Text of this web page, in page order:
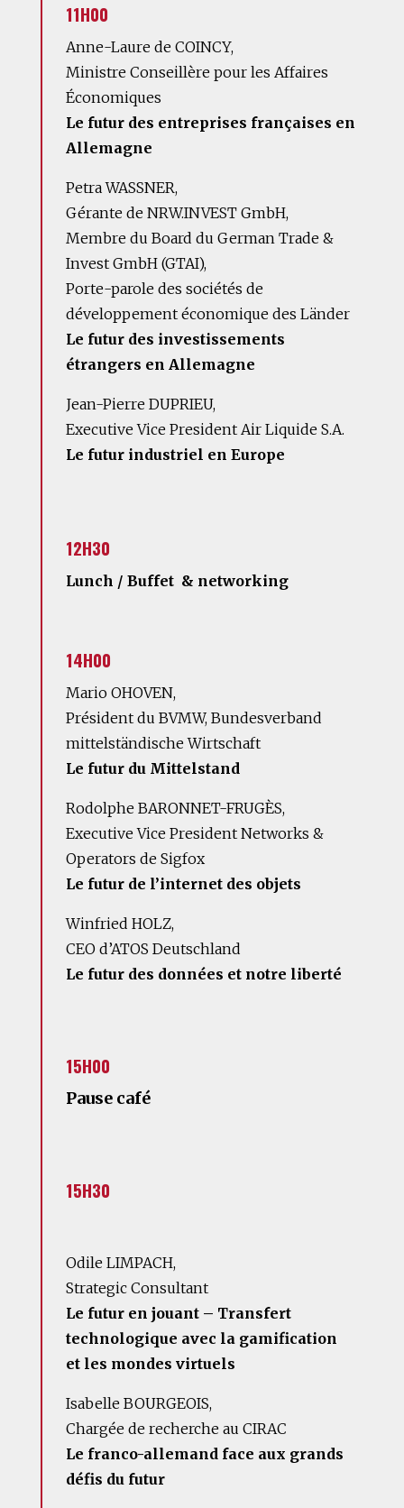
11H00
Anne-Laure de COINCY,
Ministre Conseillère pour les Affaires
Économiques
Le futur des entreprises françaises en
Allemagne
Petra WASSNER,
Gérante de NRW.INVEST GmbH,
Membre du Board du German Trade &
Invest GmbH (GTAI),
Porte-parole des sociétés de
développement économique des Länder
Le futur des investissements
étrangers en Allemagne
Jean-Pierre DUPRIEU,
Executive Vice President Air Liquide S.A.
Le futur industriel en Europe
12H30
Lunch / Buffet & networking
14H00
Mario OHOVEN,
Président du BVMW, Bundesverband
mittelständische Wirtschaft
Le futur du Mittelstand
Rodolphe BARONNET-FRUGÈS,
Executive Vice President Networks &
Operators de Sigfox
Le futur de l’internet des objets
Winfried HOLZ,
CEO d’ATOS Deutschland
Le futur des données et notre liberté
15H00
Pause café
15H30
Odile LIMPACH,
Strategic Consultant
Le futur en jouant – Transfert
technologique avec la gamification
et les mondes virtuels
Isabelle BOURGEOIS,
Chargée de recherche au CIRAC
Le franco-allemand face aux grands
défis du futur